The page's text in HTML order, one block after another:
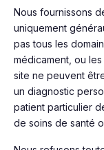
Nous fournissons
uniquement
pas tous les
médicament, ou
site ne peuvent
un diagnostic
patient particulier
de soins de santé